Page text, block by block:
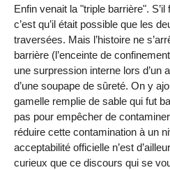
Enfin venait la "triple barrière".
c’est qu’il était possible que les
traversées. Mais l’histoire ne
barrière (l’enceinte de
une surpression interne lors d’un
d’une soupape de sûreté. On y
gamelle remplie de sable qui fut
pas pour empêcher de
réduire cette contamination à un
acceptabilité officielle n’est
curieux que ce discours qui se